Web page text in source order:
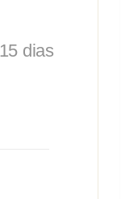
dias